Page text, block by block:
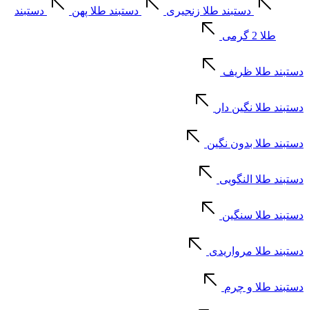
دستبند طلا زنجیری دستبند طلا پهن دستبند
طلا 2 گرمی
دستبند طلا ظریف
دستبند طلا نگین دار
دستبند طلا بدون نگین
دستبند طلا النگویی
دستبند طلا سنگین
دستبند طلا مرواریدی
دستبند طلا و چرم